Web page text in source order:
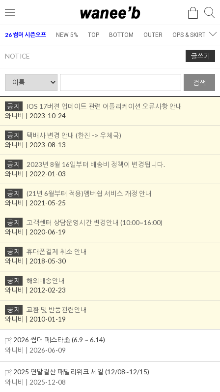
메
검
26 썸머 시즌오프 NEW 5% TOP BOTTOM OUTER OPS & SKIRT
NOTICE 글쓰기
검색
공지
IOS 17버젼 업데이트 관련 어플리케이션 오류사항 안내
와니비 | 2023-10-24
공지
택배사 변경 안내 (한진 -> 우체국)
와니비 | 2023-08-13
공지
2023년 8월 16일부터 배송비 정책이 변경됩니다.
와니비 | 2022-01-03
공지
(21년 6월부터 적용)멤버쉽 서비스 개정 안내
와니비 | 2021-05-25
공지
고객센터 상담운영시간 변경안내 (10:00~16:00)
와니비 | 2020-06-19
공지
휴대폰결제 취소 안내
와니비 | 2018-05-30
공지
해외배송안내
와니비 | 2012-02-23
공지
교환 및 반품관련안내
와니비 | 2010-01-19
2026 썸머 페스타⛱️ (6.9 ~ 6.14)
와니비
| 2026-06-09
2025 연말결산 패밀리위크 세일 (12/08~12/15)
와니비
| 2025-12-08